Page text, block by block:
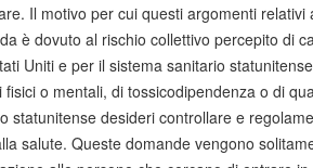
Il motivo per cui questi argomenti
è dovuto al rischio collettivo percepito di
Uniti e per il sistema sanitario
fisici o mentali, di tossicodipendenza o di
statunitense desideri controllare e
salute. Queste domande vengono